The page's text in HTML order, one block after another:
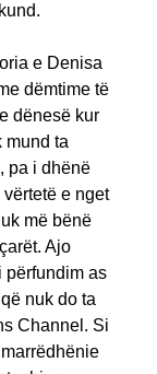
e Denisa
dëmtime të
dënesë kur
mund ta
pa i dhënë
e nget
më bënë
Ajo
përfundim as
nuk do ta
Channel. Si